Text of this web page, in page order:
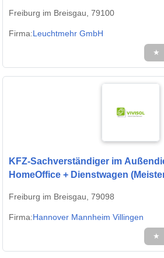
Freiburg im Breisgau, 79100
Firma:Leuchtmehr GmbH
★
KFZ-Sachverständiger im
HomeOffice + Dienstwagen
Freiburg im Breisgau, 79098
Firma:Hannover Mannheim Villingen
★